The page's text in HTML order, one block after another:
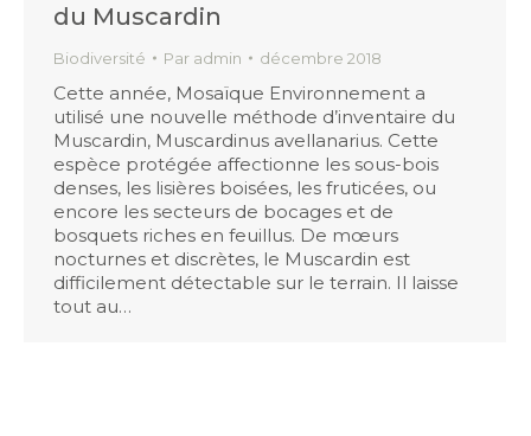
du Muscardin
Biodiversité Par admin décembre 2018
Cette année, Mosaïque Environnement a
utilisé une nouvelle méthode d’inventaire du
Muscardin, Muscardinus avellanarius. Cette
espèce protégée affectionne les sous-bois
denses, les lisières boisées, les fruticées, ou
encore les secteurs de bocages et de
bosquets riches en feuillus. De mœurs
nocturnes et discrètes, le Muscardin est
difficilement détectable sur le terrain. Il laisse
tout au…